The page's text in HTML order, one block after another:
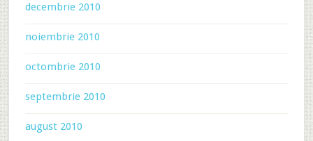
decembrie 2010
noiembrie 2010
octombrie 2010
septembrie 2010
august 2010